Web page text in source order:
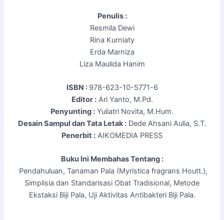
Penulis :
Resmila Dewi
Rina Kurniaty
Erda Marniza
Liza Maulida Hanim
ISBN : 978-623-10-5771-6
Editor :Ari Yanto, M.Pd.
Penyunting : Yuliatri Novita, M.Hum.
Desain Sampul dan Tata Letak :Dede Ahsani Aulia, S.T.
Penerbit : AIKOMEDIA PRESS
Buku Ini Membahas Tentang :
Pendahuluan, Tanaman Pala (Myristica fragrans Houtt.),
Simplisia dan Standarisasi Obat Tradisional, Metode
Ekstaksi Biji Pala, Uji Aktivitas Antibakteri Biji Pala.